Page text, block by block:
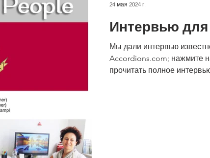
Интервью для
Мы дали интервью
Accordions.com; нажмите
прочитать полное
24 мая 2024 г.